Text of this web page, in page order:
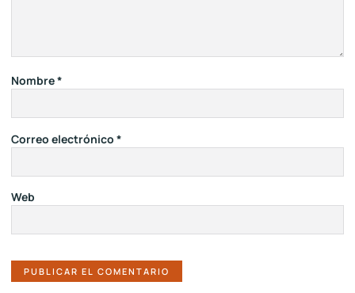
Nombre*
Correo electrónico *
Web